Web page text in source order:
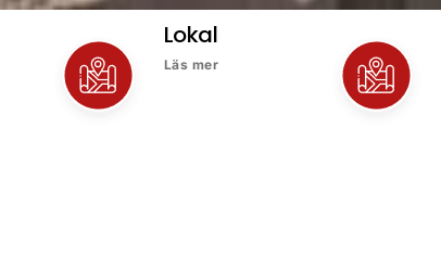
Lokal
Läs mer